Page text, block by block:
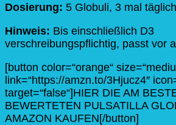
Dosierung: 5 Globuli, 3 mal täglich
Hinweis: Bis einschließlich D3
verschreibungspflichtig, passt vor
[button color=“orange“
link=“https://amzn.to/3Hjucz4″
target=“false“]HIER DIE AM
BEWERTETEN PULSATILLA
AMAZON KAUFEN[/button]